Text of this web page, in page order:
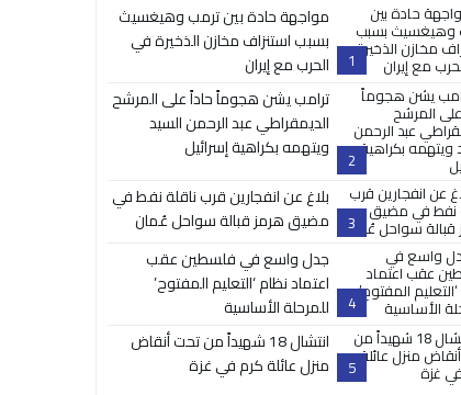
1
مواجهة حادة بين ترمب وهيغسيث
بسبب استنزاف مخازن الذخيرة في
الحرب مع إيران
2
ترامب يشن هجوماً حاداً على المرشح
الديمقراطي عبد الرحمن السيد
ويتهمه بكراهية إسرائيل
3
بلاغ عن انفجارين قرب ناقلة نفط في
مضيق هرمز قبالة سواحل عُمان
4
جدل واسع في فلسطين عقب
اعتماد نظام ‘التعليم المفتوح’
للمرحلة الأساسية
5
انتشال 18 شهيداً من تحت أنقاض
منزل عائلة كرم في غزة